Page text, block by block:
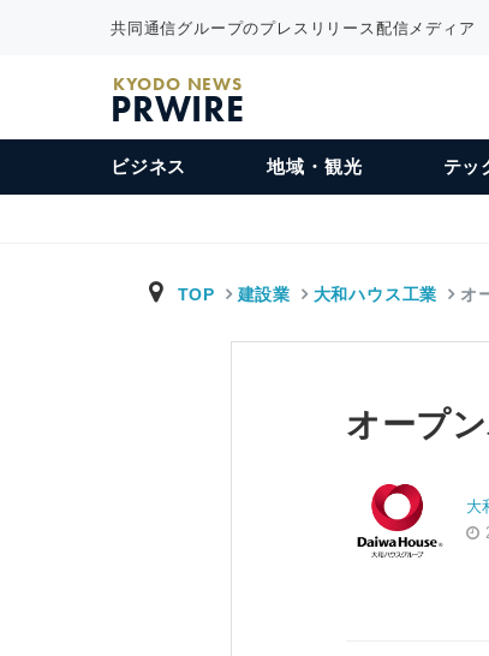
共同通信グループのプレスリリース配信メディア
KYODO NEWS
PRWIRE
ビジネス 地域・観光 テッ
TOP 建設業 大和ハウス工業 オ
オープ
大